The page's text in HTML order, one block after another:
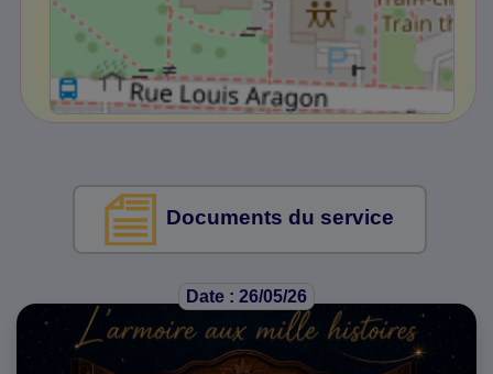
Documents du service
Date : 26/05/26